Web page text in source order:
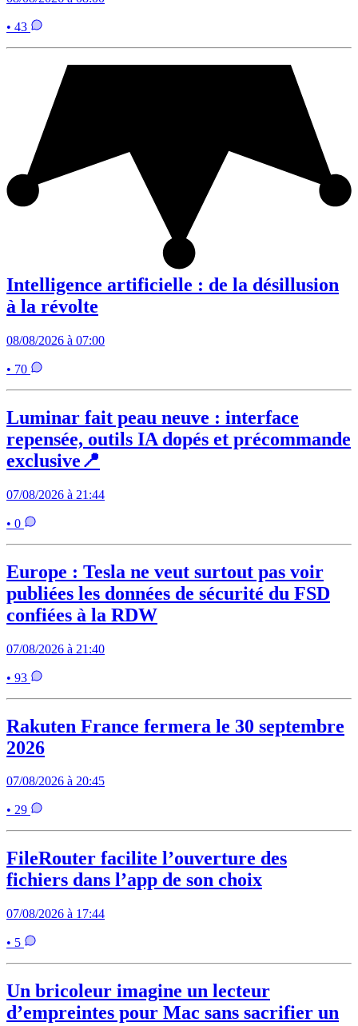
• 43
Intelligence artificielle : de la désillusion
à la révolte
08/08/2026 à 07:00
• 70
Luminar fait peau neuve : interface
repensée, outils IA dopés et précommande
exclusive📍
07/08/2026 à 21:44
• 0
Europe : Tesla ne veut surtout pas voir
publiées les données de sécurité du FSD
confiées à la RDW
07/08/2026 à 21:40
• 93
Rakuten France fermera le 30 septembre
2026
07/08/2026 à 20:45
• 29
FileRouter facilite l’ouverture des
fichiers dans l’app de son choix
07/08/2026 à 17:44
• 5
Un bricoleur imagine un lecteur
d’empreintes pour Mac sans sacrifier un